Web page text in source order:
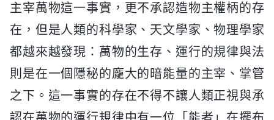
主宰萬物這一事實，更不承認造物主權柄的存
在，但是人類的科學家、天文學家、物理學家
都越來越發現：萬物的生存、運行的規律與法
則是在一個隱秘的龐大的暗能量的主宰、掌管
之下。這一事實的存在不得不讓人類正視與承